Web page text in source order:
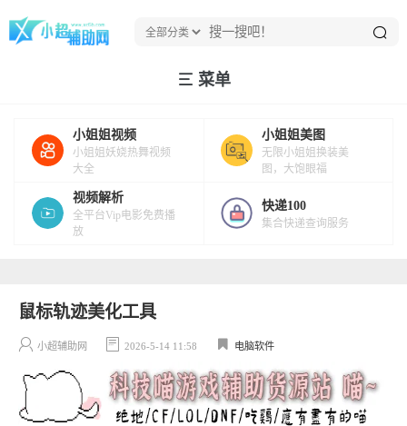
菜单
小姐姐视频
小姐姐妖娆热舞视频
大全
小姐姐美图
无限小姐姐换装美
图，大饱眼福
视频解析
全平台Vip电影免费播
放
快递100
集合快递查询服务
鼠标轨迹美化工具
小超辅助网 2026-5-14 11:58 电脑软件